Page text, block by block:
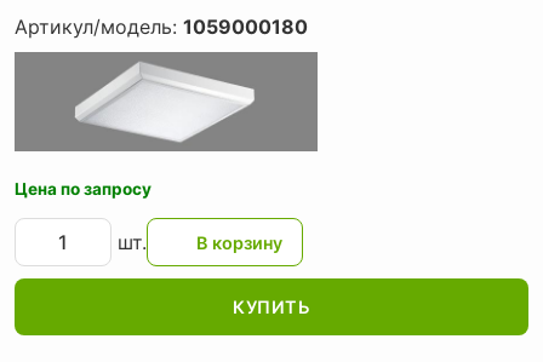
Артикул/модель: 1059000180
Цена по запросу
шт.
КУПИТЬ